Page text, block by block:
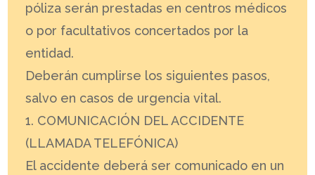
póliza serán prestadas en centros médicos
o por facultativos concertados por la
entidad.
Deberán cumplirse los siguientes pasos,
salvo en casos de urgencia vital.
1. COMUNICACIÓN DEL ACCIDENTE
(LLAMADA TELEFÓNICA)
El accidente deberá ser comunicado en un